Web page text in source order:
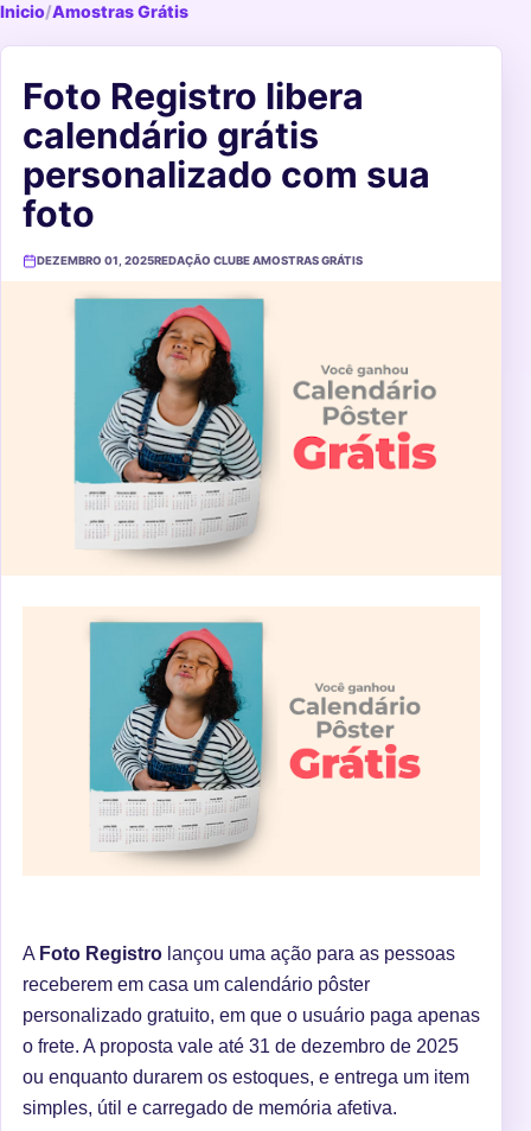
Inicio/Amostras Grátis
Foto Registro libera
calendário grátis
personalizado com sua
foto
DEZEMBRO 01, 2025REDAÇÃO CLUBE AMOSTRAS GRÁTIS
A Foto Registro lançou uma ação para as pessoas
receberem em casa um calendário pôster
personalizado gratuito, em que o usuário paga apenas
o frete. A proposta vale até 31 de dezembro de 2025
ou enquanto durarem os estoques, e entrega um item
simples, útil e carregado de memória afetiva.